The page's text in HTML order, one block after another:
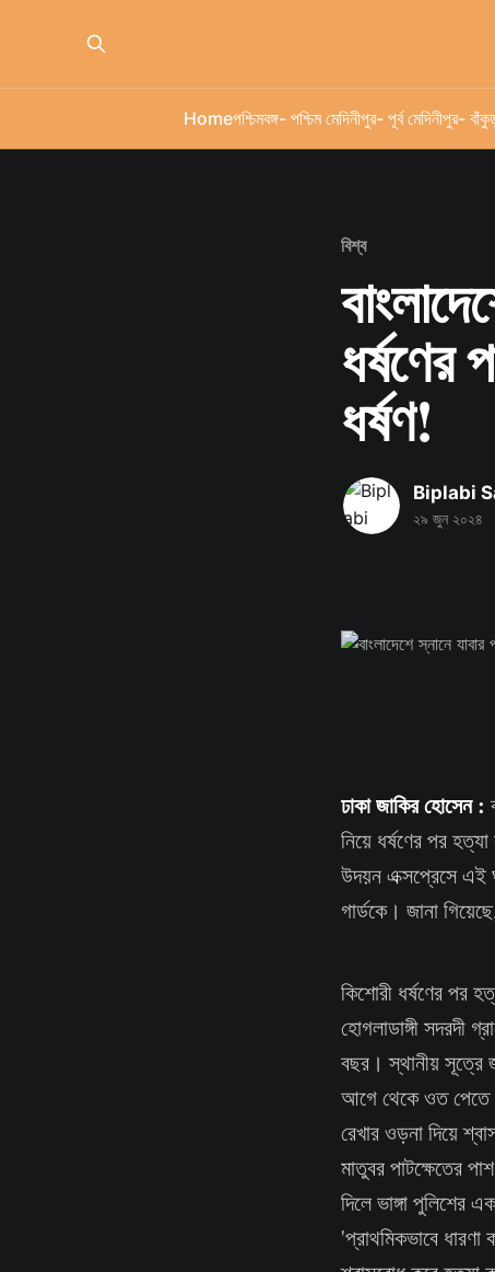
Homeপশ্চিমবঙ্গ- পশ্চিম মেদিনীপুর- পূর্ব মেদিনীপুর-
বিশ্ব
ধর্ষণ!
Biplabi
২৯ জুন ২০২৪
ঢাকা জাকির হোসেন :
নিয়ে ধর্ষণের পর
উদয়ন এক্সপ্রেসে এই
গার্ডকে। জানা
কিশোরী ধর্ষণের পর
হোগলাডাঙ্গী সদরদী
বছর। স্থানীয় সূত্রে
আগে থেকে ওত পেতে
রেখার ওড়না দিয়ে
মাতুবর পাটক্ষেতের
দিলে ভাঙ্গা পুলিশের
'প্রাথমিকভাবে